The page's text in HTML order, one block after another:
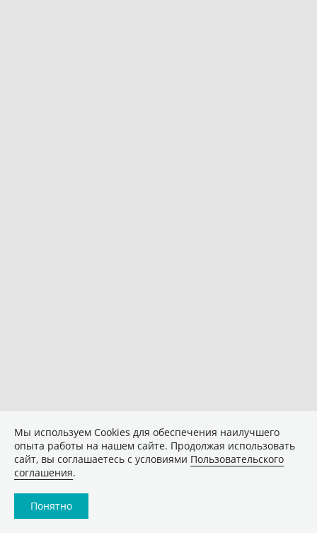
Мы используем Сookies для обеспечения наилучшего
опыта работы на нашем сайте. Продолжая использовать
сайт, вы соглашаетесь с условиями Пользовательского
соглашения.
Понятно